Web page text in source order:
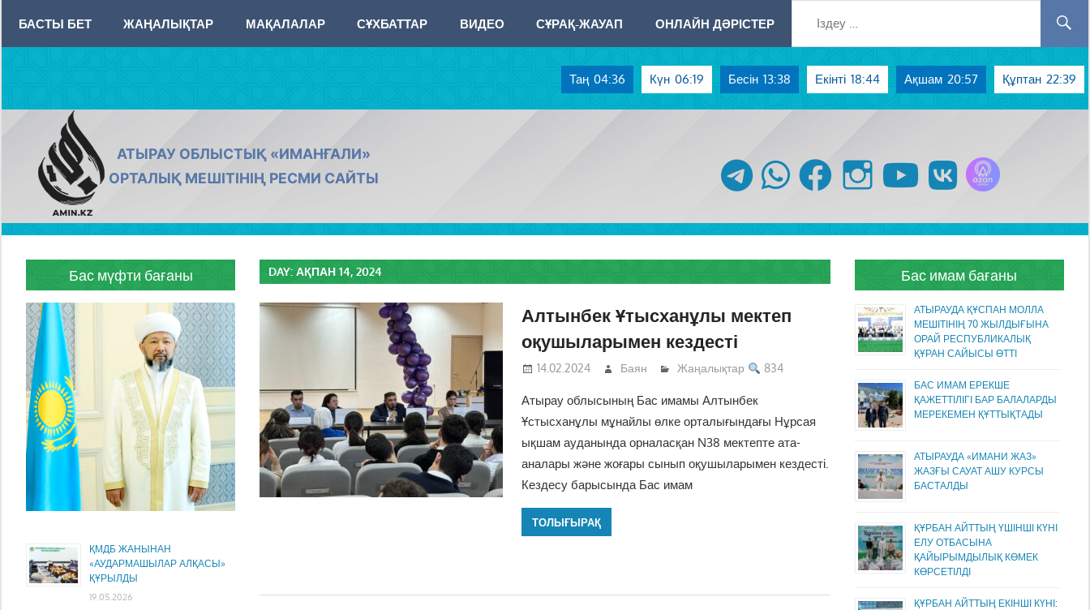
content
БАСТЫ БЕТ ЖАҢАЛЫҚТАР МАҚАЛАЛАР СҰХБАТТАР ВИДЕО СҰРАҚ-ЖАУАП ОНЛАЙН ДӘРІСТЕР
Таң 04:36 Күн 06:19 Бесін 13:38 Екінті 18:44 Ақшам 20:57 Құптан 22:39
AMIN.KZ
АТЫРАУ ОБЛЫСТЫҚ «ИМАНҒАЛИ»
ОРТАЛЫҚ МЕШІТІНІҢ РЕСМИ САЙТЫ
telegram whatsapp facebook instagram youtubevk
DAY:АҚПАН 14, 2024
Алтынбек Ұтысханұлы мектеп
оқушыларымен кездесті
14.02.2024 Баян Жаңалықтар 834
Атырау облысының Бас имамы Алтынбек
Ұстысханұлы мұнайлы өлке орталығындағы Нұрсая
ықшам ауданында орналасқан N38 мектепте ата-
аналары және жоғары сынып оқушыларымен кездесті.
Кездесу барысында Бас имам
ТОЛЫҒЫРАҚ
Бас мүфти бағаны
ҚМДБ ЖАНЫНАН
«АУДАРМАШЫЛАР АЛҚАСЫ»
ҚҰРЫЛДЫ
19.05.2026
Бас имам бағаны
АТЫРАУДА ҚҰСПАН МОЛЛА
МЕШІТІНІҢ 70 ЖЫЛДЫҒЫНА
ОРАЙ РЕСПУБЛИКАЛЫҚ
ҚҰРАН САЙЫСЫ ӨТТІ
БАС ИМАМ ЕРЕКШЕ
ҚАЖЕТТІЛІГІ БАР БАЛАЛАРДЫ
МЕРЕКЕМЕН ҚҰТТЫҚТАДЫ
АТЫРАУДА «ИМАНИ ЖАЗ»
ЖАЗҒЫ САУАТ АШУ КУРСЫ
БАСТАЛДЫ
ҚҰРБАН АЙТТЫҢ ҮШІНШІ КҮНІ
ЕЛУ ОТБАСЫНА
ҚАЙЫРЫМДЫЛЫҚ КӨМЕК
КӨРСЕТІЛДІ
ҚҰРБАН АЙТТЫҢ ЕКІНШІ КҮНІ: